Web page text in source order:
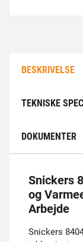
BESKRIVELSE
TEKNISKE
DOKUMENTER
Snickers
og
Arbejde
Snickers